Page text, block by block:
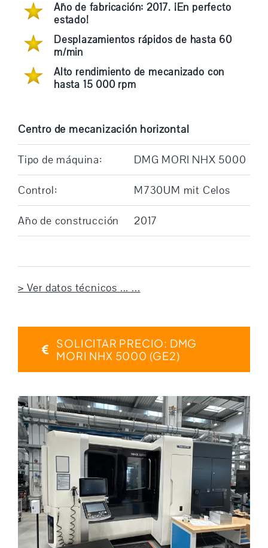
Año de fabricación: 2017. ¡En perfecto
estado!
Desplazamientos rápidos de hasta 60
m/min
Alto rendimiento de mecanizado con
hasta 15 000 rpm
Centro de mecanización horizontal
Tipo de máquina: DMG MORI NHX 5000
Control: M730UM mit Celos
Año de construcción 2017
> Ver datos técnicos ... ...
SOLICITAR PRECIO: DMG
MORI NHX 5000 (GE2)